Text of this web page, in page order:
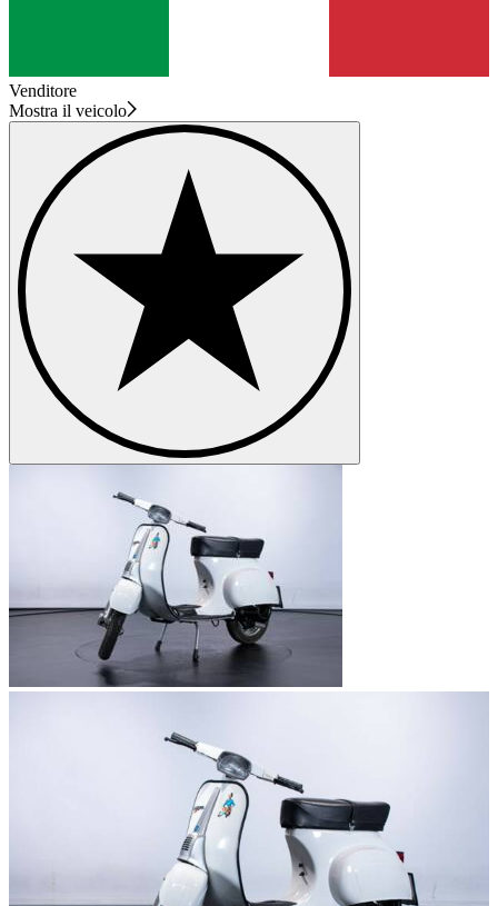
Venditore
Mostra il veicolo